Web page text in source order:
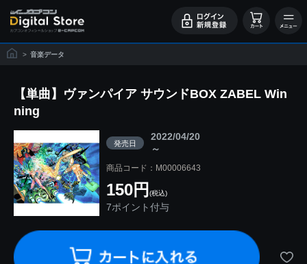
> 音楽データ
【単曲】ヴァンパイア サウンドBOX ZABEL Win
ning
発売日
2022/04/20
～
商品コード：M00006643
150円 (税込)
7ポイント付与